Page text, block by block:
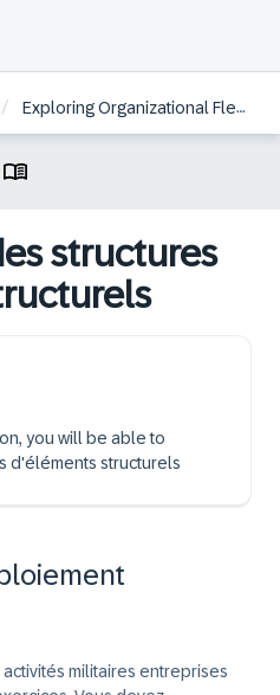
/ Exploring Organizational Flexibility in SAP S/4HANA Defense & Security | FR
structures
you will be able to
d'éléments structurels
militaires entreprises